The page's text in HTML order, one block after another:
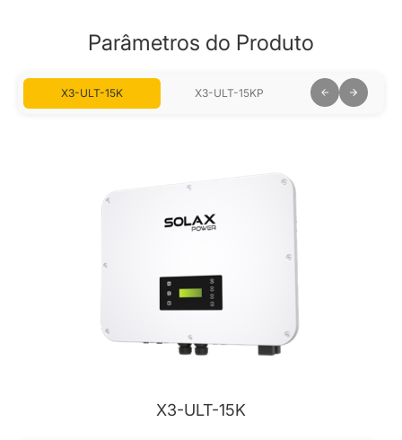
Parâmetros do Produto
X3-ULT-15K X3-ULT-15KP X3-ULT-19.9K
X3-ULT-15K